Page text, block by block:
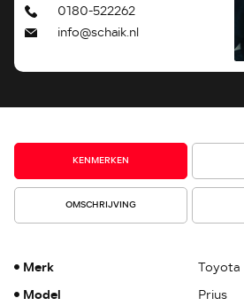
0180-522262
info@schaik.nl
KENMERKEN
OMSCHRIJVING
Merk Toyota
Model Prius